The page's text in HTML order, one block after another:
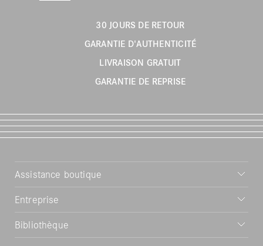
30 JOURS DE RETOUR
GARANTIE D'AUTHENTICITÉ
LIVRAISON GRATUIT
GARANTIE DE REPRISE
Assistance boutique
Entreprise
Bibliothèque